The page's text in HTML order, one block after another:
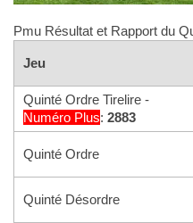
Pmu Résultat et Rapport du
Jeu
Quinté Ordre Tirelire -
Numéro Plus:2883
Quinté Ordre
Quinté Désordre